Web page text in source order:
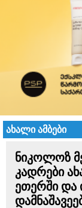
ახალი ამბები
ნიკოლოზ
კადრები
ეთერში და